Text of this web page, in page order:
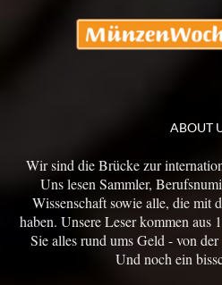
ABOUT
Wir sind die Brücke zur
Uns lesen Sammler,
Wissenschaft sowie alle, die mit
haben. Unsere Leser kommen aus
Sie alles rund ums Geld - von
Und noch ein